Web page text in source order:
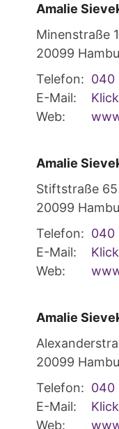
Amalie
Minenstraße
20099
Telefon: 040
E-Mail:
Web:
Amalie
Stiftstraße 65
20099
Telefon: 040
E-Mail:
Web:
Amalie
20099
Telefon: 040
E-Mail:
Web: